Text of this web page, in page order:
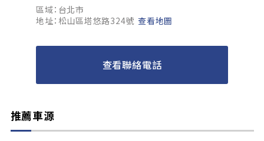
區域：台北市
地址：松山區塔悠路324號 查看地圖
查看聯絡電話
推薦車源